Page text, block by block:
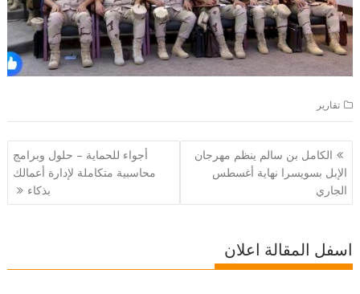
تقارير
تصفّح
المقالات
الكامل بن سالم ينظم مهرجان
الإبل بسويسرا نهاية أغسطس
الجاري
أجواء للحماية – حلول وبرامج
محاسبية متكاملة لإدارة أعمالك
بذكاء
اسفل المقالة اعلان